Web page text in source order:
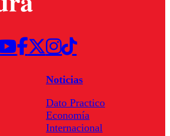
Noticias
Dato Practico
Economía
Internacional